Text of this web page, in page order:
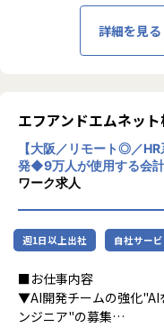
【業務の変更の範囲】
その他会社サービスお
が利用する店舗ポータ
・顧客基盤：基幹シス
する基盤の開発
プが、更に広がっていま
進して価値を生める方
【業務の変更の範囲】
詳細を見る
エフアンドエムネッ
【大阪／リモート◎／
発◆9万人が使用する会
ワーク求人
週1日以上出社 自社サービ
■お仕事内容
▼AI開発チームの強化"AI
ンジニア"の募集